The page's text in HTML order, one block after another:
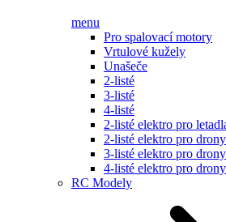
menu
Pro spalovací motory
Vrtulové kužely
Unašeče
2-listé
3-listé
4-listé
2-listé elektro pro
2-listé elektro pro drony
3-listé elektro pro drony
4-listé elektro pro drony
RC Modely